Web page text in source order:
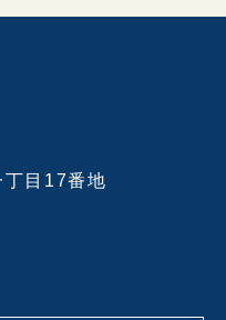
丁目17番地